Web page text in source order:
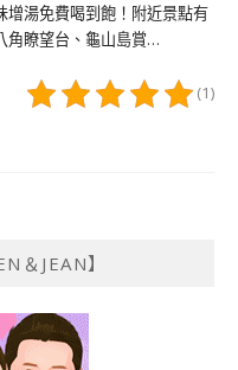
增湯免費喝到飽！附近景點有
角瞭望台、龜山島賞…
(1)
＆JEAN】